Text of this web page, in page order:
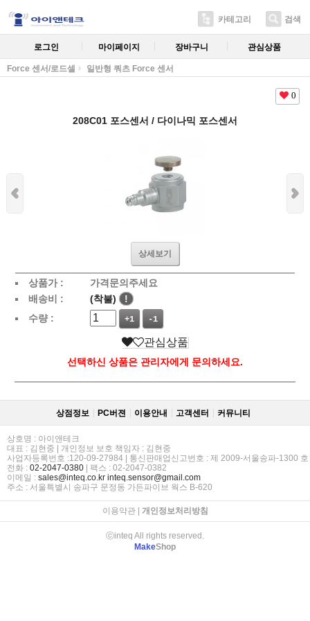
카테고리 검색
로그인 마이페이지 장바구니 관심상품
Force 센서/로드셀 일반형 쿼츠 Force 센서
0
208C01 포스센서 / 다이나믹 포스센서
상세보기
상품가 :
가격문의주세요
배송비 :
(착불)
!
수량 :
+1 -1
관심상품
선택하신 상품은 관리자에게 문의하세요.
상점정보 PC버젼 이용안내 고객센터 커뮤니티
상호명 : 아이앤테크
대표 : 김현중 | 개인정보 보호 책임자 : 김현중
사업자등록번호 :120-09-27984 | 통신판매업신고번호 : 제 2009-서울송파-1300 호
전화 : 02-2047-0380 | 팩스 : 02-2047-0382
이메일 : sales@inteq.co.kr inteq.sensor@gmail.com
주소 : 서울특별시 송파구 문정동 가든파이브 웍스 B-620
이용약관| 개인정보처리방침
ⓒinteq All rights reserved.
MakeShop